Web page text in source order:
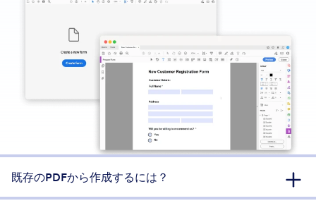
既存のPDFから作成するには？